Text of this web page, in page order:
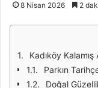
8 Nisan 2026 2
Kadıköy Kalamış
Parkın
Doğal